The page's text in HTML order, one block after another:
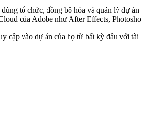
tổ chức, đồng bộ hóa và quản lý dự
của Adobe như After Effects,
cập vào dự án của họ từ bất kỳ đâu với